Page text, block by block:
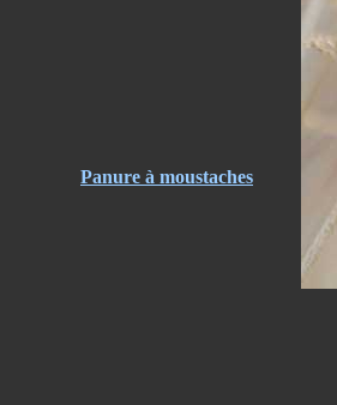
Panure à moustaches